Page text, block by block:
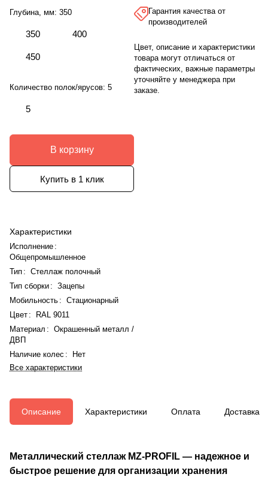
Глубина, мм: 350
350 400
450
Количество полок/ярусов: 5
5
В корзину
Купить в 1 клик
Характеристики
Исполнение :
Общепромышленное
Тип : Стеллаж полочный
Тип сборки: Зацепы
Мобильность : Стационарный
Цвет :
RAL 9011
Материал : Окрашенный металл /
ДВП
Наличие колес :
Нет
Все характеристики
Гарантия качества от
производителей
Цвет, описание и характеристики
товара могут отличаться от
фактических, важные параметры
уточняйте у менеджера при
заказе.
Описание Характеристики Оплата Доставка
Металлический стеллаж MZ-PROFIL — надежное и
быстрое решение для организации хранения